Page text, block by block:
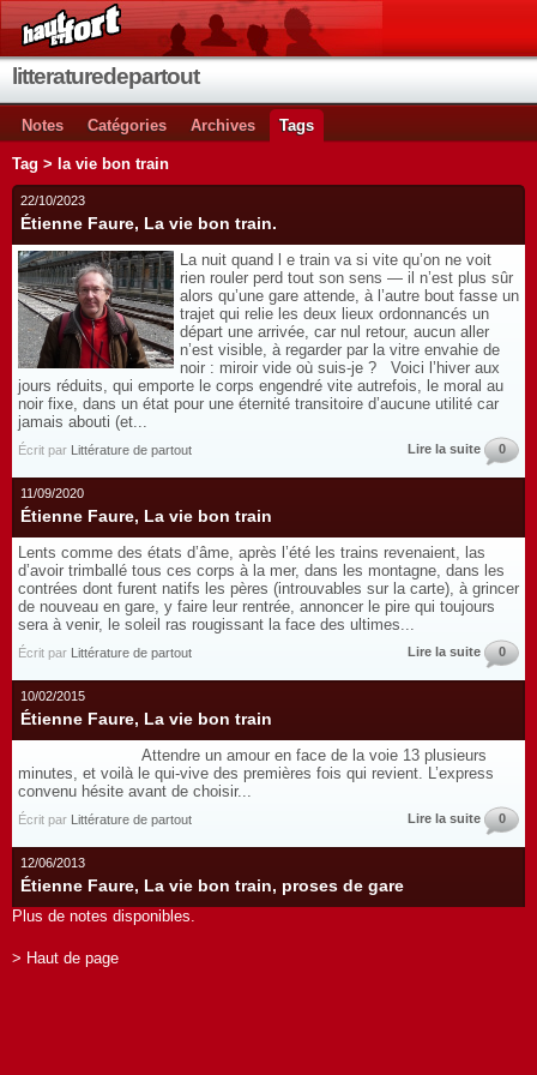
litteraturedepartout
Notes Catégories Archives Tags
Tag > la vie bon train
22/10/2023
Étienne Faure, La vie bon train.
La nuit quand l e train va si vite qu’on ne voit
rien rouler perd tout son sens — il n’est plus sûr
alors qu’une gare attende, à l’autre bout fasse un
trajet qui relie les deux lieux ordonnancés un
départ une arrivée, car nul retour, aucun aller
n’est visible, à regarder par la vitre envahie de
noir : miroir vide où suis-je ? Voici l’hiver aux
jours réduits, qui emporte le corps engendré vite autrefois, le moral au
noir fixe, dans un état pour une éternité transitoire d’aucune utilité car
jamais abouti (et...
Écrit par Littérature de partout Lire la suite 0
11/09/2020
Étienne Faure, La vie bon train
Lents comme des états d’âme, après l’été les trains revenaient, las
d’avoir trimballé tous ces corps à la mer, dans les montagne, dans les
contrées dont furent natifs les pères (introuvables sur la carte), à grincer
de nouveau en gare, y faire leur rentrée, annoncer le pire qui toujours
sera à venir, le soleil ras rougissant la face des ultimes...
Écrit par Littérature de partout Lire la suite 0
10/02/2015
Étienne Faure, La vie bon train
Attendre un amour en face de la voie 13 plusieurs
minutes, et voilà le qui-vive des premières fois qui revient. L’express
convenu hésite avant de choisir...
Écrit par Littérature de partout Lire la suite 0
12/06/2013
Étienne Faure, La vie bon train, proses de gare
Plus de notes disponibles.
> Haut de page